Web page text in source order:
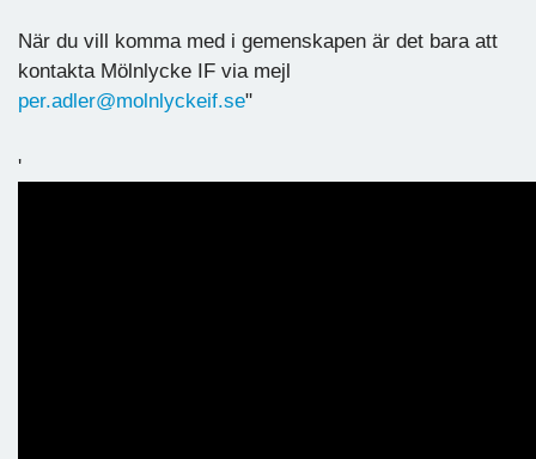
När du vill komma med i gemenskapen är det bara att
kontakta Mölnlycke IF via mejl
per.adler@molnlyckeif.se"
'